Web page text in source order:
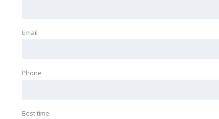
Email
Phone
Best time